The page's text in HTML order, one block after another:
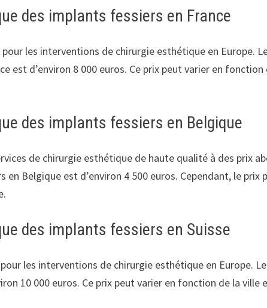
des implants fessiers en France
pour les interventions de chirurgie esthétique en Europe.
est d’environ 8 000 euros. Ce prix peut varier en
des implants fessiers en Belgique
de chirurgie esthétique de haute qualité à des prix
Belgique est d’environ 4 500 euros. Cependant, le prix
des implants fessiers en Suisse
pour les interventions de chirurgie esthétique en Europe.
10 000 euros. Ce prix peut varier en fonction de la ville